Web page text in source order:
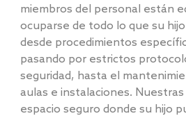
miembros del personal están
ocuparse de todo lo que su
desde procedimientos
pasando por estrictos
seguridad, hasta el
aulas e instalaciones.
espacio seguro donde su hijo